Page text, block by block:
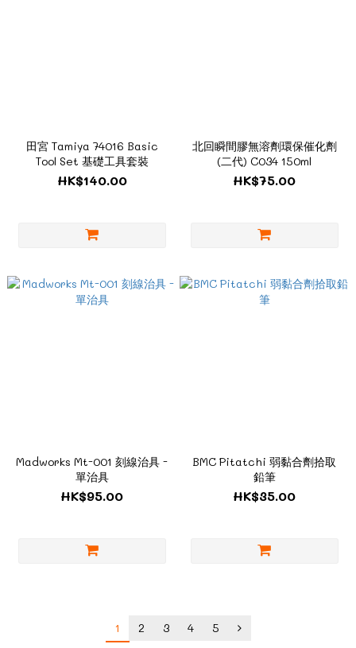
田宮 Tamiya 74016 Basic
Tool Set 基礎工具套裝
HK$140.00
北回瞬間膠無溶劑環保催化劑
(二代) C034 150ml
HK$75.00
Madworks Mt-001 刻線治具 -
單治具
HK$95.00
BMC Pitatchi 弱黏合劑拾取
鉛筆
HK$35.00
1 2 3 4 5